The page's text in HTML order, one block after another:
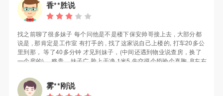
香**胜说
找之前聊了很多妹子 每个问他是不是楼下保安帅哥接上去 , 大部分都
说是 , 那肯定是工作室 有打手的 , 找了这家说自己上楼的, 打车20多公
里到那， 等了40多分钟 才见到妹子，(中间还遇到物业说查房，换了
一个房的) ，略贵... 妹子广 脸上干净 1米5 先交摸个奶验个真胸, B左右
总的怎么说呢 缺点个子不算高，胸不算大，力气一般, 优点水嫩光滑
，比较配合, 还送原味丝袜(不过我用不上) , 对我个人来说值回票价
雾**刚说